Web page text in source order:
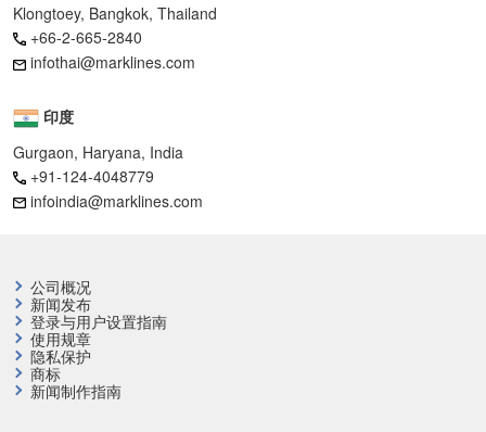
Klongtoey, Bangkok, Thailand
+66-2-665-2840
infothai@marklines.com
印度
Gurgaon, Haryana, India
+91-124-4048779
infoindia@marklines.com
公司概况
新闻发布
登录与用户设置指南
使用规章
隐私保护
商标
新闻制作指南